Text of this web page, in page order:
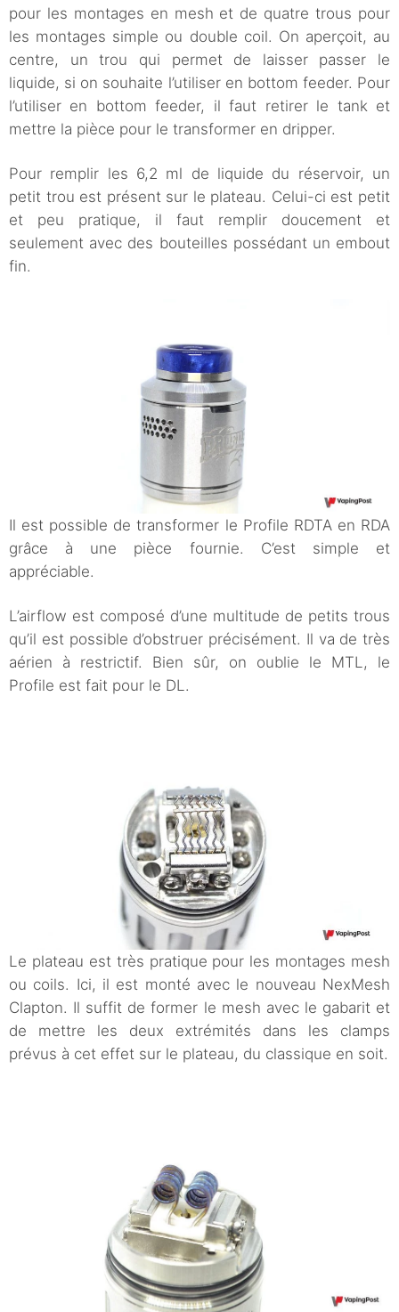
pour les montages en mesh et de quatre trous pour
les montages simple ou double coil. On aperçoit, au
centre, un trou qui permet de laisser passer le
liquide, si on souhaite l’utiliser en bottom feeder. Pour
l’utiliser en bottom feeder, il faut retirer le tank et
mettre la pièce pour le transformer en dripper.
Pour remplir les 6,2 ml de liquide du réservoir, un
petit trou est présent sur le plateau. Celui-ci est petit
et peu pratique, il faut remplir doucement et
seulement avec des bouteilles possédant un embout
fin.
Il est possible de transformer le Profile RDTA en RDA
grâce à une pièce fournie. C’est simple et
appréciable.
L’airflow est composé d’une multitude de petits trous
qu’il est possible d’obstruer précisément. Il va de très
aérien à restrictif. Bien sûr, on oublie le MTL, le
Profile est fait pour le DL.
Le plateau est très pratique pour les montages mesh
ou coils. Ici, il est monté avec le nouveau NexMesh
Clapton. Il suffit de former le mesh avec le gabarit et
de mettre les deux extrémités dans les clamps
prévus à cet effet sur le plateau, du classique en soit.